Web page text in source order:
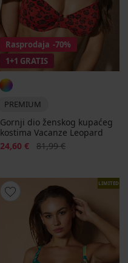
Rasprodaja -70%
1+1 GRATIS
PREMIUM
Gornji dio ženskog kupaćeg
kostima Vacanze Leopard
Popust
24,60 € Prvobitna cijena
81,99 €
LIMITED